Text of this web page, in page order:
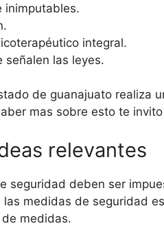
inimputables.
integral.
señalen las leyes.
de guanajuato realiza
mas sobre esto te
relevantes
seguridad deben ser
medidas de seguridad
medidas.